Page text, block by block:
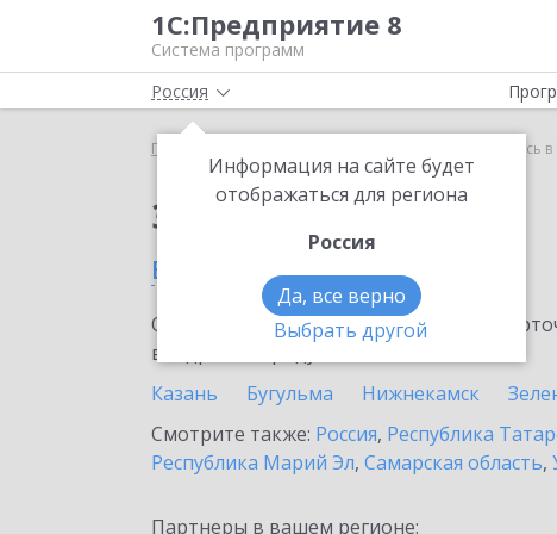
1С:Предприятие 8
Система программ
Россия
Информация на сайте будет
отображаться для региона
Россия
Да, все верно
Выбрать другой
Главная 1С:Подпись
Заказать 1С:Подпись
в Буинске
Ознакомьтесь с информационными
внедрение продукта.
Казань
Бугульма Нижнекамск
Смотрите также: Россия, Республика
Республика Марий Эл, Самарская область,
Партнеры в вашем регионе: